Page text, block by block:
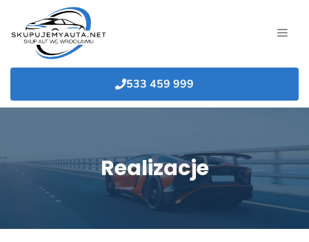
treści
533 459 999
Realizacje